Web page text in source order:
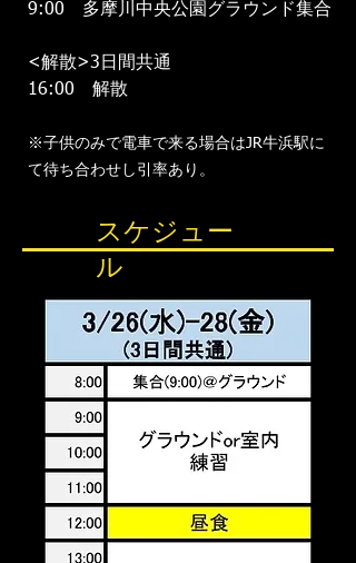
9:00 多摩川中央公園グラウンド集合​
<解散>3日間共通
​16:00 解散
※子供のみで電車で来る場合はJR牛浜駅に
て待ち合わせし引率あり。
スケジュー
ル